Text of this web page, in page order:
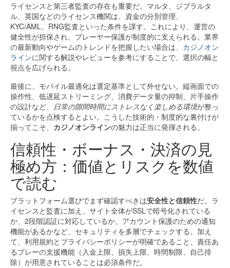
ライセンスと第三者監査の存在も重要だ。マルタ、ジブラルタ
ル、英国などのライセンス機関は、資金の分別管理、
KYC/AML、RNG監査といった条件を課す。これにより、運営の
健全性が担保され、プレーヤー保護が制度的に支えられる。業界
の最新動向やゲームのトレンドを把握したい場合は、 カジノオン
ラインに関する解説やレビューを参考にすることで、選択の幅と
視点を広げられる。
最後に、モバイル最適化は選定基準として外せない。縦画面での
操作性、低遅延ストリーミング、消費データ量の抑制、片手操作
の設計など、 日常の隙間時間にストレスなく楽しめる環境が整っ
ているかを点検するとよい。こうした技術的・制度的な裏付けが
揃ってこそ、 カジノオンラインの魅力は正当に発揮される。
信頼性・ボーナス・決済の見
極め方：価値とリスクを数値
で読む
プラットフォーム選びでまず確認すべきは安全性と信頼性だ。ラ
イセンスと監査に加え、サイト全体がSSLで暗号化されている
か、2段階認証に対応しているか、アカウント保護のための通知
機能があるかなど、セキュリティを多層でチェックする。加え
て、利用規約とプライバシーポリシーが明確であること、責任あ
るプレーの支援機能（入金上限、損失上限、時間制限、自己排
除）が用意されていることは必須条件だ。